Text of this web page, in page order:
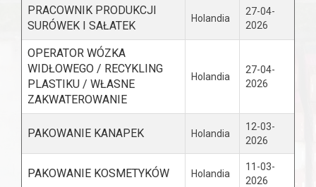
PRACOWNIK PRODUKCJI
SURÓWEK I SAŁATEK
Holandia
27-04-
2026
OPERATOR WÓZKA
WIDŁOWEGO / RECYKLING
PLASTIKU / WŁASNE
ZAKWATEROWANIE
Holandia
27-04-
2026
PAKOWANIE KANAPEK Holandia
12-03-
2026
PAKOWANIE KOSMETYKÓW Holandia
11-03-
2026